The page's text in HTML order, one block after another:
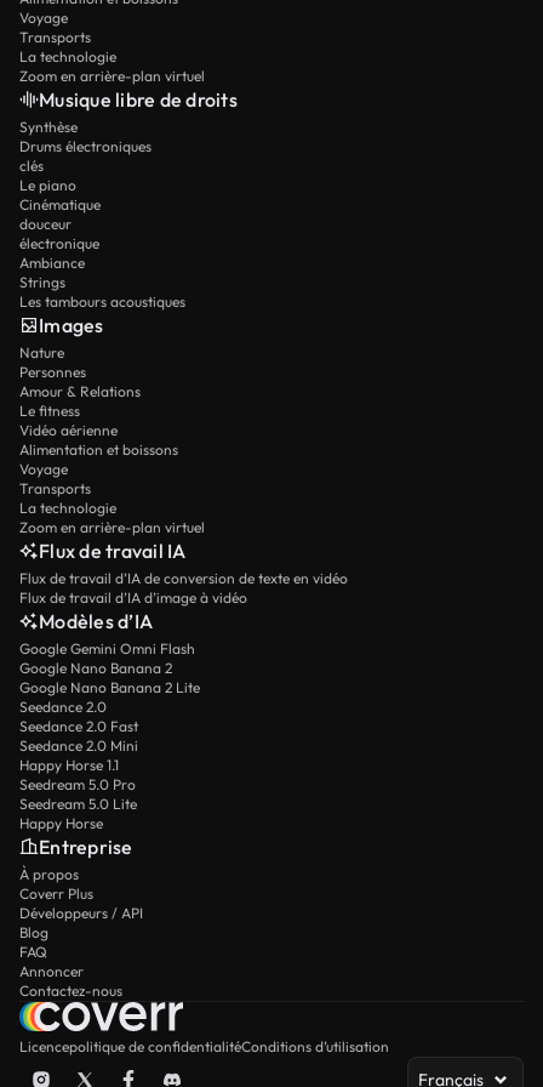
Voyage
Transports
La technologie
Zoom en arrière-plan virtuel
Musique libre de droits
Synthèse
Drums électroniques
clés
Le piano
Cinématique
douceur
électronique
Ambiance
Strings
Les tambours acoustiques
Images
Nature
Personnes
Amour & Relations
Le fitness
Vidéo aérienne
Alimentation et boissons
Voyage
Transports
La technologie
Zoom en arrière-plan virtuel
Flux de travail IA
Flux de travail d’IA de conversion de texte en vidéo
Flux de travail d’IA d’image à vidéo
Modèles d’IA
Google Gemini Omni Flash
Google Nano Banana 2
Google Nano Banana 2 Lite
Seedance 2.0
Seedance 2.0 Fast
Seedance 2.0 Mini
Happy Horse 1.1
Seedream 5.0 Pro
Seedream 5.0 Lite
Happy Horse
Entreprise
À propos
Coverr Plus
Développeurs / API
Blog
FAQ
Annoncer
Contactez-nous
Licencepolitique de confidentialitéConditions d’utilisation
Français